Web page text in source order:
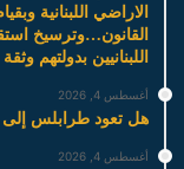
الاراضي اللبنانية
القانون…وترسيخ
اللبنانيين بدولتهم
أغسطس 4, 2026
هل تعود طرابلس إلى
أغسطس 4, 2026